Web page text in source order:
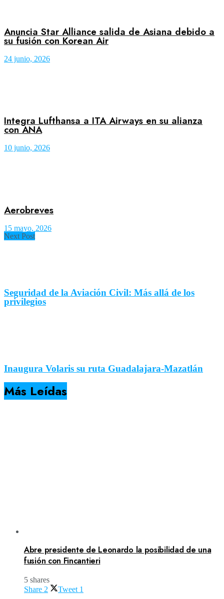
Anuncia Star Alliance salida de Asiana debido a
su fusión con Korean Air
24 junio, 2026
Integra Lufthansa a ITA Airways en su alianza
con ANA
10 junio, 2026
Aerobreves
15 mayo, 2026
Next Post
Seguridad de la Aviación Civil: Más allá de los
privilegios
Inaugura Volaris su ruta Guadalajara-Mazatlán
Más Leídas
Abre presidente de Leonardo la posibilidad de una
fusión con Fincantieri
5 shares
Share 2 Tweet 1